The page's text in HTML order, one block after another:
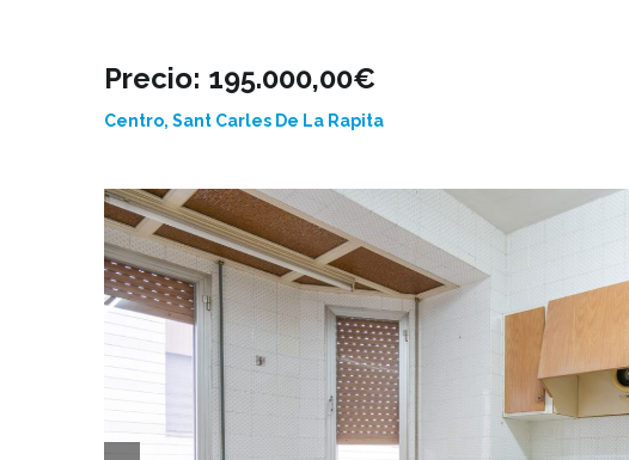
Precio: 195.000,00€
Centro, Sant Carles De La Rapita